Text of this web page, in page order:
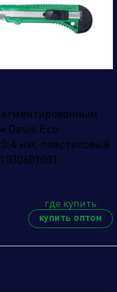
Oasis Eco
мм, пластиковый
где купить
купить оптом